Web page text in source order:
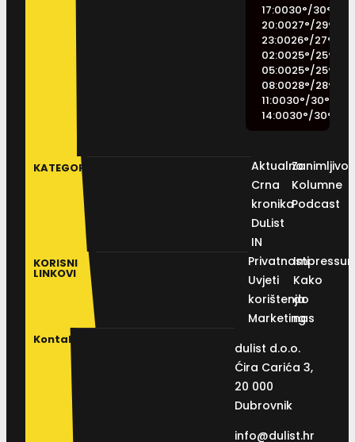
17:0030°/30°
20:0027°/29°
23:0026°/27°
02:0025°/25°
05:0025°/25°
08:0028°/28°
11:0030°/30°
14:0030°/30°
KATEGORIJE
Aktualno
Crna
kronika
DuList
IN
Kolumne
Podcast
KORISNI
LINKOVI
Privatnosti
Uvjeti
korištenja
Marketing
Kako
do
nas
Kontakt
dulist d.o.o.
Ćira Carića 3,
20 000
Dubrovnik
info@dulist.hr